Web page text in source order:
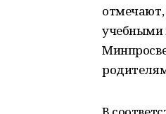
отмечают,
учебными